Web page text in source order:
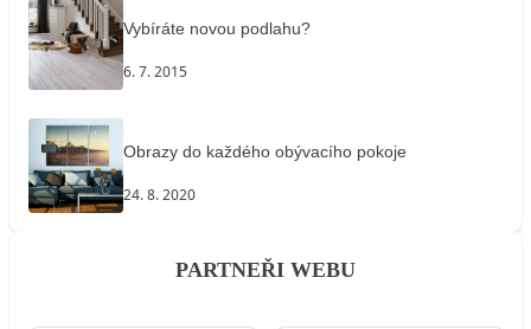
Vybíráte novou podlahu?
6. 7. 2015
Obrazy do každého obývacího pokoje
24. 8. 2020
PARTNEŘI WEBU